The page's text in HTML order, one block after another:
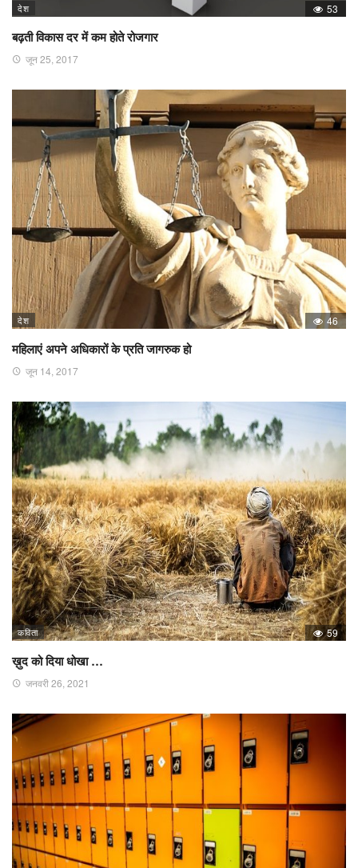
देश 53
बढ़ती विकास दर में कम होते रोजगार
जून 25, 2017
देश 46
महिलाएं अपने अधिकारों के प्रति जागरुक हो
जून 14, 2017
कविता 59
ख़ुद को दिया धोखा …
जनवरी 26, 2021